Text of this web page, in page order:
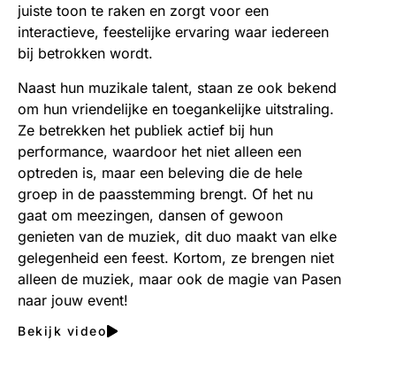
juiste toon te raken en zorgt voor een
interactieve, feestelijke ervaring waar iedereen
bij betrokken wordt.
Naast hun muzikale talent, staan ze ook bekend
om hun vriendelijke en toegankelijke uitstraling.
Ze betrekken het publiek actief bij hun
performance, waardoor het niet alleen een
optreden is, maar een beleving die de hele
groep in de paasstemming brengt. Of het nu
gaat om meezingen, dansen of gewoon
genieten van de muziek, dit duo maakt van elke
gelegenheid een feest. Kortom, ze brengen niet
alleen de muziek, maar ook de magie van Pasen
naar jouw event!
Bekijk video